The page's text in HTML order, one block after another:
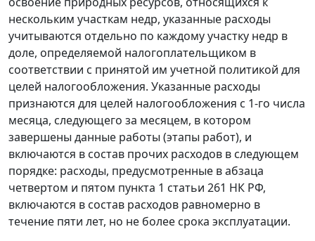
нескольким участкам недр, указанные расходы
учитываются отдельно по каждому участку недр в
доле, определяемой налогоплательщиком в
соответствии с принятой им учетной политикой для
целей налогообложения. Указанные расходы
признаются для целей налогообложения с 1-го числа
месяца, следующего за месяцем, в котором
завершены данные работы (этапы работ), и
включаются в состав прочих расходов в следующем
порядке: расходы, предусмотренные вабзаца
четвертом и пятом пункта 1 статьи 261 НК РФ,
включаются в состав расходов равномерно в
течение пяти лет, но не более срока эксплуатации.